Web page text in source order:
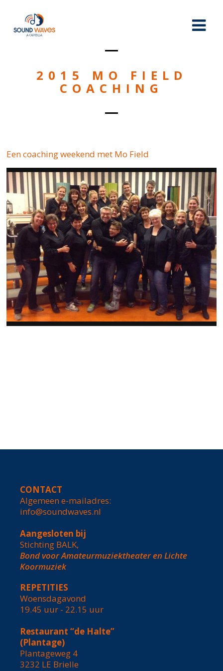
2015 MO FIELD
COACHING
Een coaching weekend met Mo Field
CONTACT
Algemeen e-mailadres:
info@soundwaves.nl
Aangesloten bij
Stichting BALK,
Bond voor Amateurmuziektheater en Lichte
Koormuziek
REPETITIES
Woensdagavond
19.45 uur - 22.15 uur
Restaurant “de Halte”
(Plantage)
Plantageweg 4
3232 LE Brielle